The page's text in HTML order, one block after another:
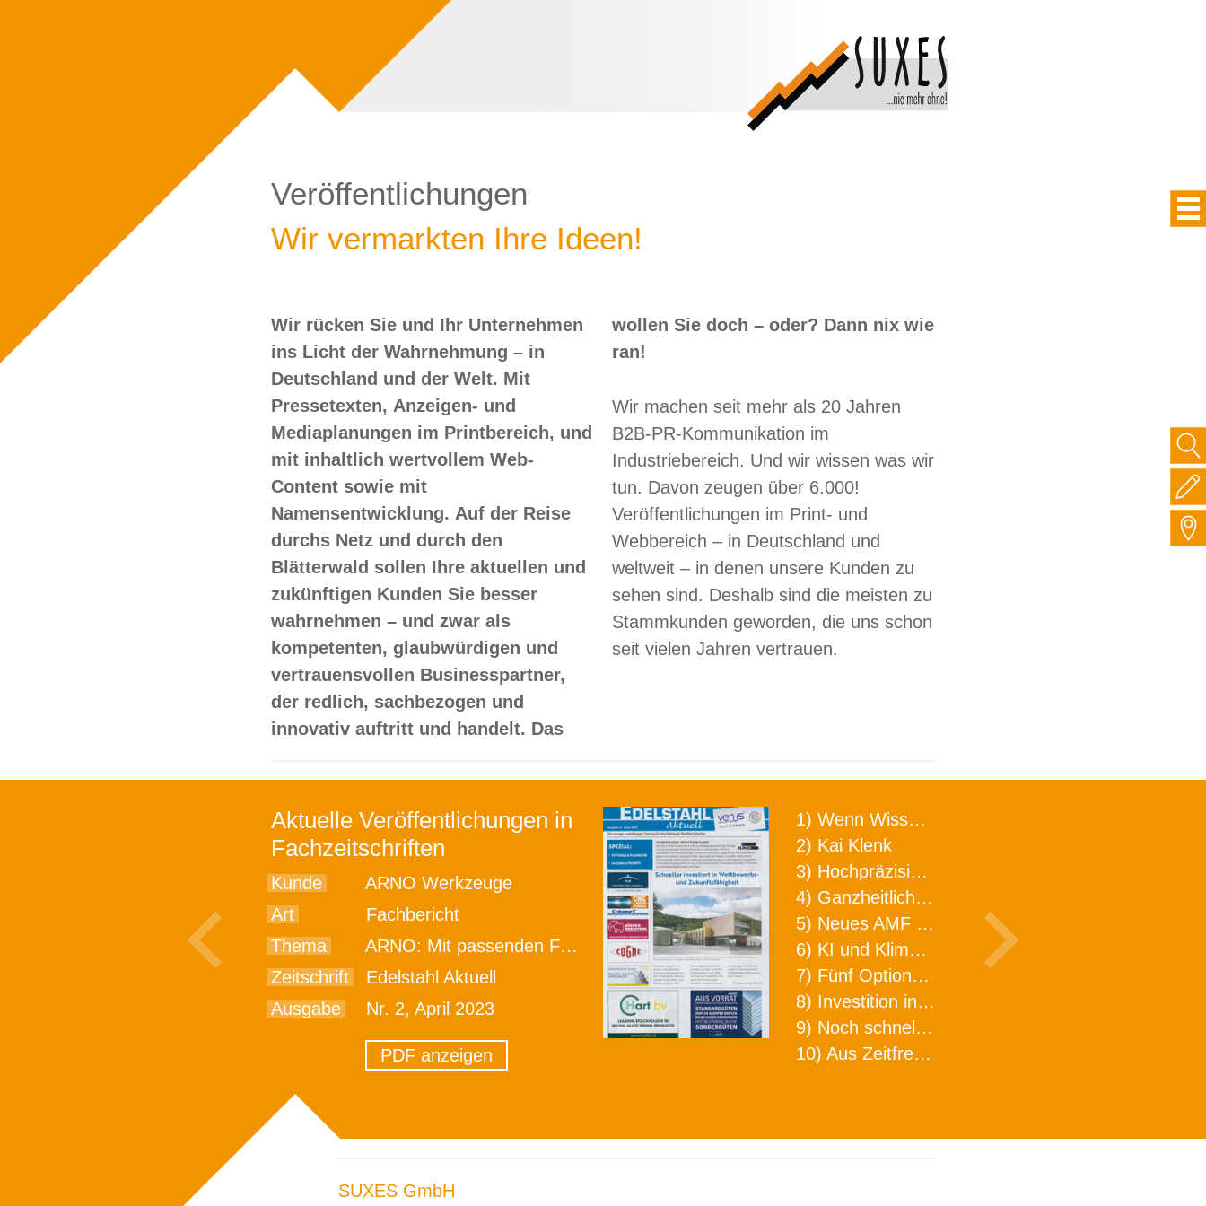
Veröffentlichungen
Wir vermarkten Ihre Ideen!
Wir rücken Sie und Ihr Unternehmen
ins Licht der Wahrnehmung – in
Deutschland und der Welt. Mit
Pressetexten, Anzeigen- und
Mediaplanungen im Printbereich, und
mit inhaltlich wertvollem Web-
Content sowie mit
Namensentwicklung. Auf der Reise
durchs Netz und durch den
Blätterwald sollen Ihre aktuellen und
zukünftigen Kunden Sie besser
wahrnehmen – und zwar als
kompetenten, glaubwürdigen und
vertrauensvollen Businesspartner,
der redlich, sachbezogen und
innovativ auftritt und handelt. Das
wollen Sie doch – oder? Dann nix wie
ran!
Wir machen seit mehr als 20 Jahren
B2B-PR-Kommunikation im
Industriebereich. Und wir wissen was wir
tun. Davon zeugen über 6.000!
Veröffentlichungen im Print- und
Webbereich – in Deutschland und
weltweit – in denen unsere Kunden zu
sehen sind. Deshalb sind die meisten zu
Stammkunden geworden, die uns schon
seit vielen Jahren vertrauen.
Aktuelle Veröffentlichungen in
Fachzeitschriften
Kunde
ARNO Werkzeuge
Art
Fachbericht
Thema
ARNO: Mit passenden Fräswerkzeugen Produktivität und Wirtschaftlichkeit erhöhen
Zeitschrift
Edelstahl Aktuell
Ausgabe
Nr. 2, April 2023
PDF anzeigen
1) Wenn Wissen geht, kann ARNO WERKZEUGE helfen
2) Kai Klenk
3) Hochpräzision in neuer Dimension
4) Ganzheitlicher Ansatz für mehr Effizienz und Produktivität in der Zerspanung
5) Neues AMF Logistikzentrum feierlich eröffnet
6) KI und Klimaschutz im Schaltanlagenbau
7) Fünf Optionen, wie man Zeitfresser in Effizienz umwandelt
8) Investition in Fellbach mit nachhaltiger Logistik und Lagerfläche
9) Noch schnellere Lieferung
10) Aus Zeitfressern wird Effizienz
SUXES GmbH